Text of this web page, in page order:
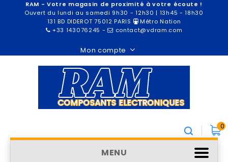
RAM - Votre magasin de proximité à votre écoute !
Ouvert du lundi au samedi 9h30 - 12h30 | 13h45 - 18h30
131 BD DIDEROT 75012 PARIS
Métro Nation
+33 143076245 - contact@vdram.com
Mon compte
0
MENU